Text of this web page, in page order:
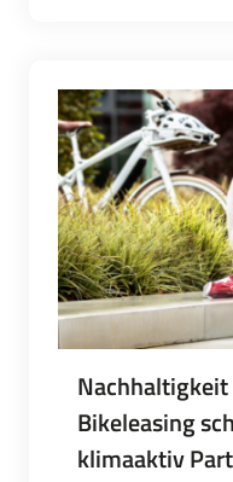
Bikeleasing
klimaaktiv